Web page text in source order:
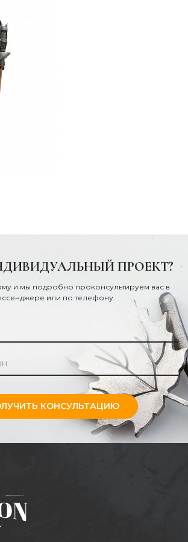
поскольку факел дополнен изящными
будут сочетаться с
элементами сада;
благодаря геометрическим линиям;
элементы, которые и
дом в старинный замок;
вычурный светильник отлично
ПРОЕКТ?
и мы подробно проконсультируем вас в
или по телефону.
КОНСУЛЬТАЦИЮ